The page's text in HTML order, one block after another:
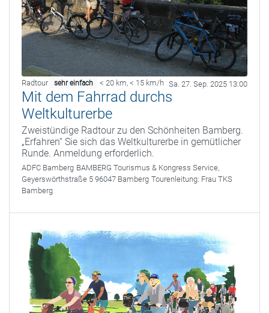
Radtour sehr einfach < 20 km, < 15 km/h Sa. 27. Sep. 2025 13:00
Mit dem Fahrrad durchs
Weltkulturerbe
Zweistündige Radtour zu den Schönheiten Bamberg.
„Erfahren“ Sie sich das Weltkulturerbe in gemütlicher
Runde. Anmeldung erforderlich.
ADFC Bamberg BAMBERG Tourismus & Kongress Service,
Geyerswörthstraße 5 96047 Bamberg Tourenleitung: Frau TKS
Bamberg